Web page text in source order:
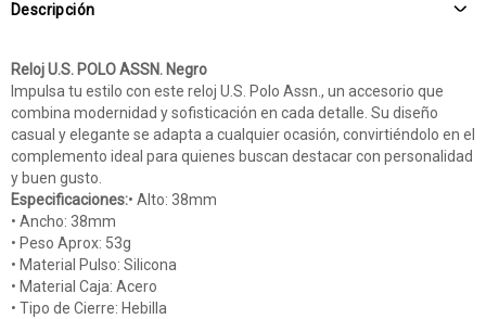
Descripción
Reloj U.S. POLO ASSN. Negro
Impulsa tu estilo con este reloj U.S. Polo Assn., un accesorio que
combina modernidad y sofisticación en cada detalle. Su diseño
casual y elegante se adapta a cualquier ocasión, convirtiéndolo en el
complemento ideal para quienes buscan destacar con personalidad
y buen gusto.
Especificaciones:• Alto: 38mm
• Ancho: 38mm
• Peso Aprox: 53g
• Material Pulso: Silicona
• Material Caja: Acero
• Tipo de Cierre: Hebilla